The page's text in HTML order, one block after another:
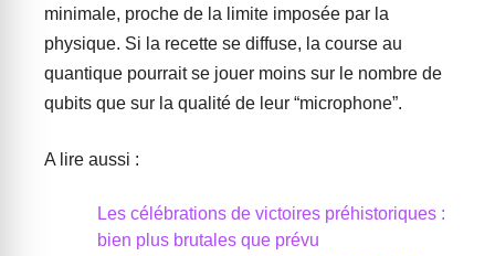
minimale, proche de la limite imposée par la
physique. Si la recette se diffuse, la course au
quantique pourrait se jouer moins sur le nombre de
qubits que sur la qualité de leur “microphone”.
A lire aussi :
Les célébrations de victoires préhistoriques :
bien plus brutales que prévu